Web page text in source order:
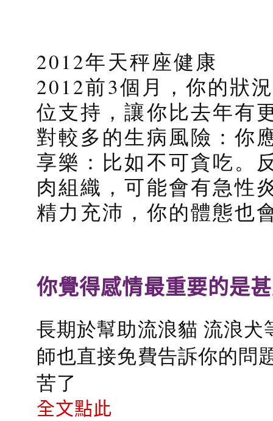
2012年天秤座健康
2012前3個月，你的狀
位支持，讓你比去年有
對較多的生病風險：你
享樂：比如不可貪吃。
肉組織，可能會有急性
精力充沛，你的體態也
你覺得感情最重要的是
長期於幫助流浪貓 流浪
師也直接免費告訴你的問
苦了
全文點此